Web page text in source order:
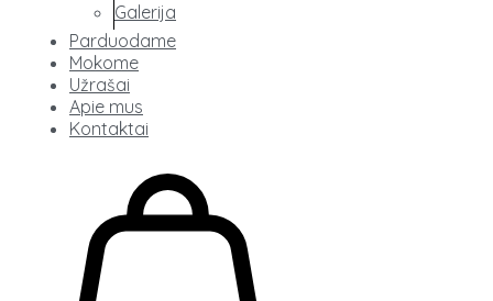
Galerija
Parduodame
Mokome
Užrašai
Apie mus
Kontaktai